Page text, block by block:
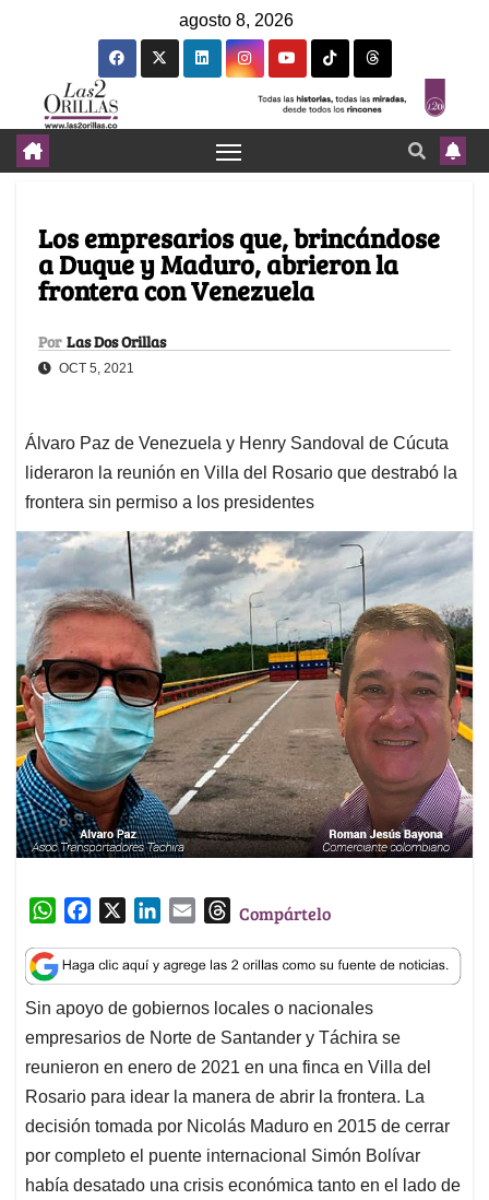
agosto 8, 2026
Los empresarios que, brincándose
a Duque y Maduro, abrieron la
frontera con Venezuela
Por Las Dos Orillas
OCT 5, 2021
Álvaro Paz de Venezuela y Henry Sandoval de Cúcuta
lideraron la reunión en Villa del Rosario que destrabó la
frontera sin permiso a los presidentes
W
a
t
s
A
p
p
c
e
b
o
o
k
n
k
e
d
I
n
a
i
l
T
r
e
a
d
s
Compártelo
Sin apoyo de gobiernos locales o nacionales
empresarios de Norte de Santander y Táchira se
reunieron en enero de 2021 en una finca en Villa del
Rosario para idear la manera de abrir la frontera. La
decisión tomada por Nicolás Maduro en 2015 de cerrar
por completo el puente internacional Simón Bolívar
había desatado una crisis económica tanto en el lado de